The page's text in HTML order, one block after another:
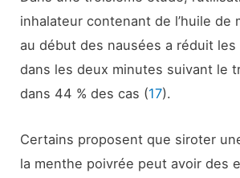
inhalateur contenant de l’huile de
au début des nausées a réduit les
dans les deux minutes suivant le
dans 44 % des cas (17).
Certains proposent que siroter
la menthe poivrée peut avoir des